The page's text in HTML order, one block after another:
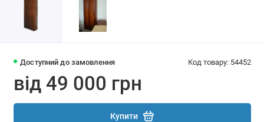
Доступний до замовлення Код товару: 54452
від 49 000 грн
Купити